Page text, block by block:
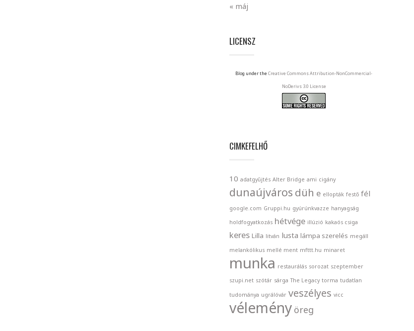
« máj
LICENSZ
Blog under the Creative Commons Attribution-NonCommercial-
NoDerivs 3.0 License
CIMKEFELHŐ
10 adatgyűjtés Alter Bridge ami cigány
dunaújváros düh e ellopták festő fél
google.com Gruppi.hu gyúrúnkvazze hanyagság
holdfogyatkozás hétvége illúzió kakaós csiga
keres Lilla litván lusta lámpa szerelés megáll
melankólikus mellé ment mfttt.hu minaret
munka restaurálás sorozat szeptember
szupi.net szótár sárga The Legacy torma tudatlan
tudománya ugrálóvár veszélyes vicc
vélemény öreg